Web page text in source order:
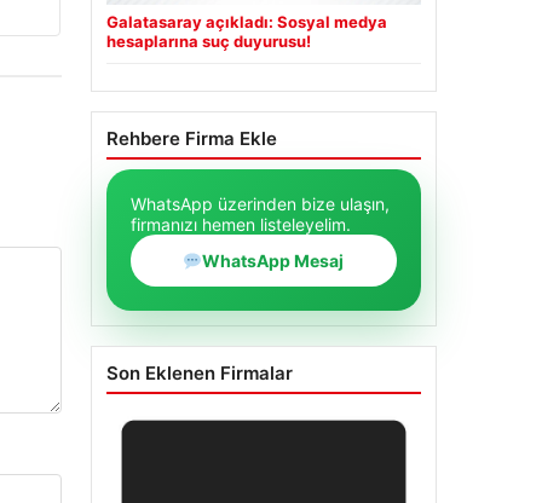
Galatasaray açıkladı: Sosyal medya
hesaplarına suç duyurusu!
Rehbere Firma Ekle
WhatsApp üzerinden bize ulaşın,
firmanızı hemen listeleyelim.
WhatsApp Mesaj
Son Eklenen Firmalar